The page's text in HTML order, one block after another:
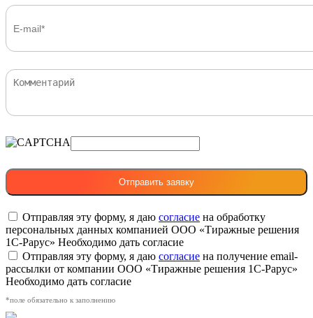
Отправляя эту форму, я даю согласие на обработку
персональных данных компанией ООО «Тиражные решения
1С-Рарус» Необходимо дать согласие
Отправляя эту форму, я даю согласие на получение email-
рассылки от компании ООО «Тиражные решения 1С-Рарус»
Необходимо дать согласие
*поле обязательно к заполнению